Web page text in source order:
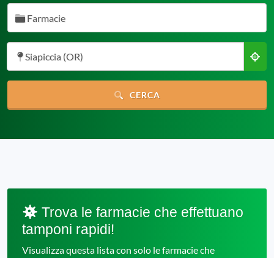
Farmacie
Siapiccia (OR)
CERCA
Trova le farmacie che effettuano
tamponi rapidi!
Visualizza questa lista con solo le farmacie che